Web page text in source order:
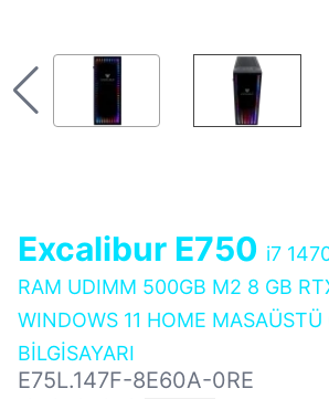
Excalibur E750 i7
RAM UDIMM 500GB M2 8 GB
WINDOWS 11 HOME MASAÜSTÜ
BİLGİSAYARI
E75L.147F-8E60A-0RE